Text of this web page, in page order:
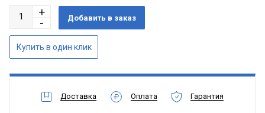
Доставка Оплата Гарантия